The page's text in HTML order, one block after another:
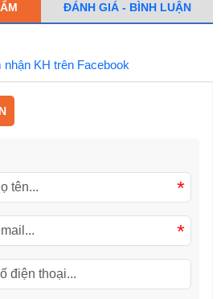
ĐÁNH GIÁ - BÌNH LUẬN
nhận KH trên Facebook
*
*